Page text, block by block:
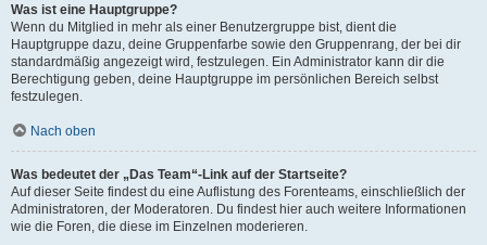
Was ist eine Hauptgruppe?
Wenn du Mitglied in mehr als einer Benutzergruppe bist, dient die
Hauptgruppe dazu, deine Gruppenfarbe sowie den Gruppenrang, der bei dir
standardmäßig angezeigt wird, festzulegen. Ein Administrator kann dir die
Berechtigung geben, deine Hauptgruppe im persönlichen Bereich selbst
festzulegen.
Nach oben
Was bedeutet der „Das Team“-Link auf der Startseite?
Auf dieser Seite findest du eine Auflistung des Forenteams, einschließlich der
Administratoren, der Moderatoren. Du findest hier auch weitere Informationen
wie die Foren, die diese im Einzelnen moderieren.